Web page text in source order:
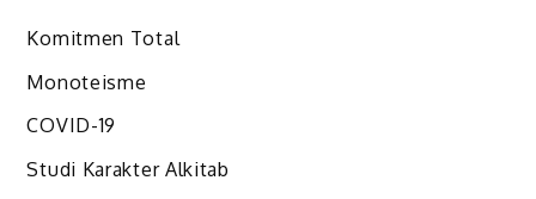
Komitmen Total
Monoteisme
COVID-19
Studi Karakter Alkitab